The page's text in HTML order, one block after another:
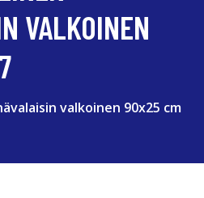
VALKOINEN
valkoinen 90x25 cm